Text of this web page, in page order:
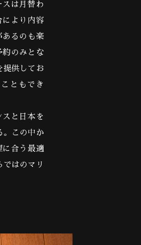
スは月替わ
により内容
あるのも楽
約のみとな
提供してお
ともでき
と日本を
。この中か
に合う最適
ではのマリ